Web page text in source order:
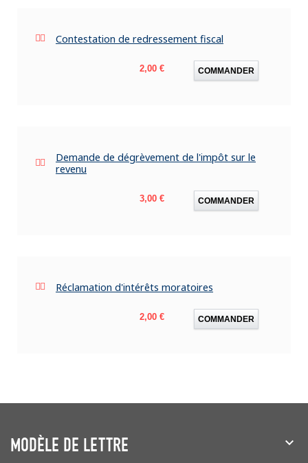
Contestation de redressement fiscal
Prix
2,00 € COMMANDER
Demande de dégrèvement de l'impôt sur le
revenu
Prix
3,00 € COMMANDER
Réclamation d'intérêts moratoires
Prix
2,00 € COMMANDER
MODÈLE DE LETTRE